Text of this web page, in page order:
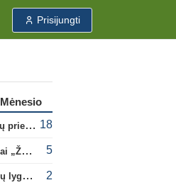
Prisijungti
Mėnesio
„Kauno Žalgiris“ neturėjo vilčių prieš „Dinamo“ 18
A. Tapinas atskleidė, kiek tiksliai „Žalgiris“ jau uždirbo iš UEFA premijų 5
V. Dambrausko ekipa Čempionų lygos atrankoje patyrė skaudžią nesėkmę 2